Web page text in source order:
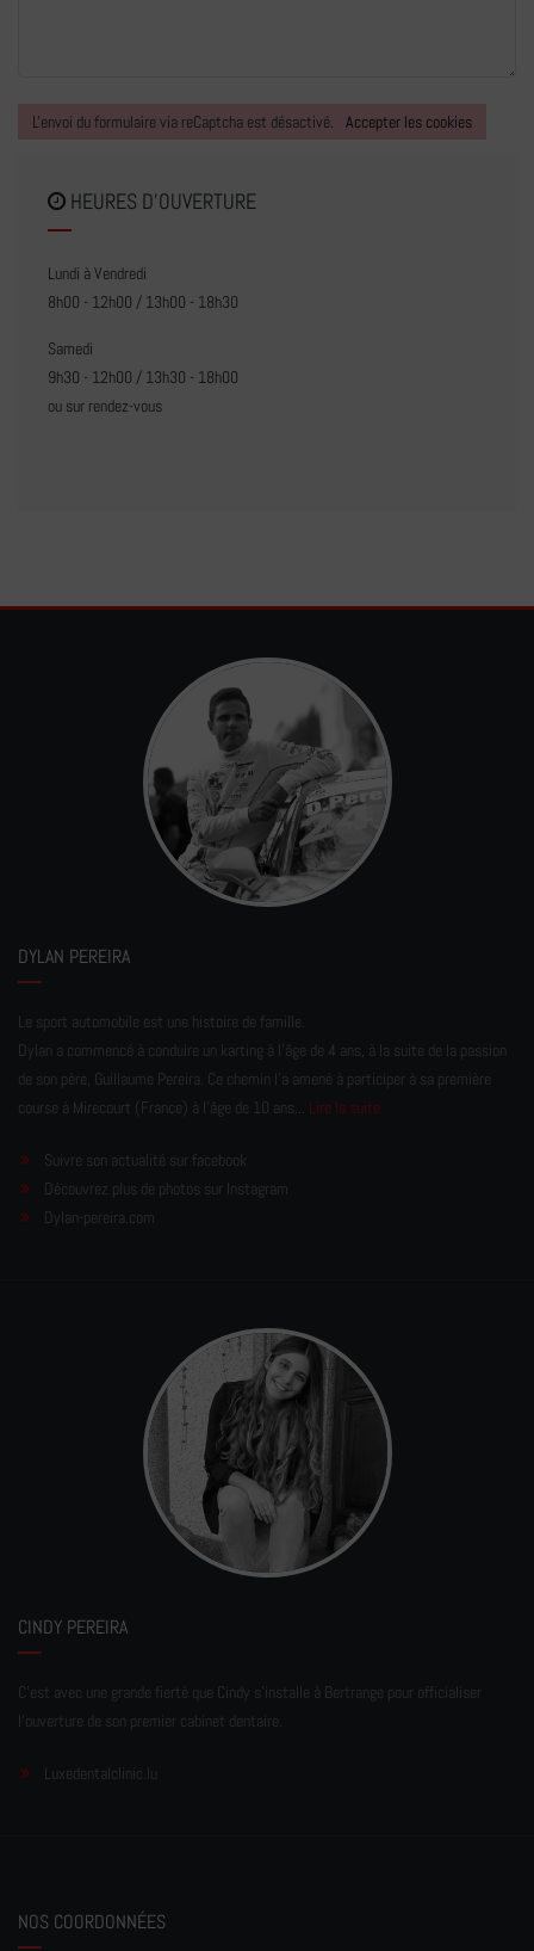
L'envoi du formulaire via reCaptcha est désactivé. Accepter les cookies
HEURES D'OUVERTURE
Lundi à Vendredi
8h00 - 12h00 / 13h00 - 18h30
Samedi
9h30 - 12h00 / 13h30 - 18h00
ou sur rendez-vous
DYLAN PEREIRA
Le sport automobile est une histoire de famille.
Dylan a commencé à conduire un karting à l’âge de 4 ans, à la suite de la passion
de son père, Guillaume Pereira. Ce chemin l'a amené à participer à sa première
course à Mirecourt (France) à l'âge de 10 ans... Lire la suite
Suivre son actualité sur facebook
Découvrez plus de photos sur Instagram
Dylan-pereira.com
CINDY PEREIRA
C'est avec une grande fierté que Cindy s'installe à Bertrange pour officialiser
l'ouverture de son premier cabinet dentaire.
Luxedentalclinic.lu
NOS COORDONNÉES